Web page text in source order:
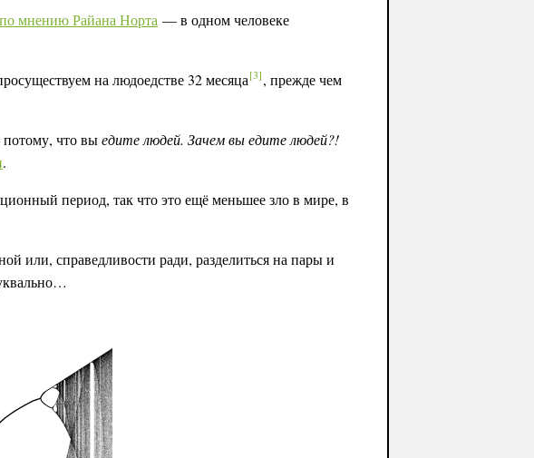
по мнению Райана Норта — в одном человеке
на людоедстве 32 месяца[3], прежде чем
что выедите людей. Зачем вы едите людей?!
.
период, так что это ещё меньшее зло в мире, в
или, справедливости ради, разделиться на пары и